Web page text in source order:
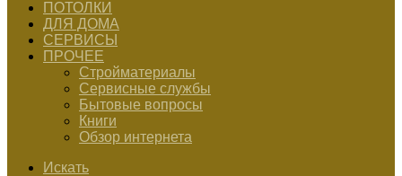
ПОТОЛКИ
ДЛЯ ДОМА
СЕРВИСЫ
ПРОЧЕЕ
Стройматериалы
Сервисные службы
Бытовые вопросы
Книги
Обзор интернета
Искать